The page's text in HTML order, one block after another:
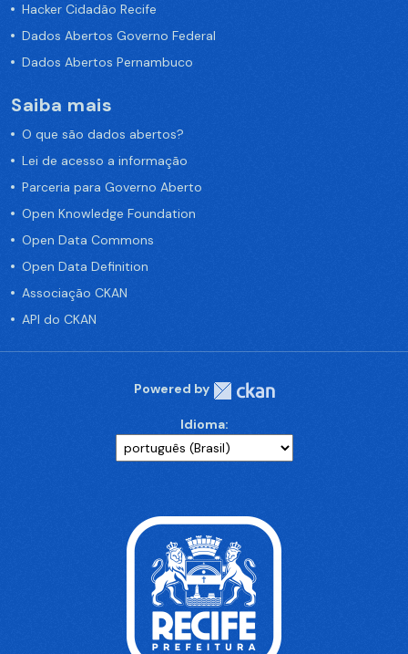
Hacker Cidadão Recife
Dados Abertos Governo Federal
Dados Abertos Pernambuco
Saiba mais
O que são dados abertos?
Lei de acesso a informação
Parceria para Governo Aberto
Open Knowledge Foundation
Open Data Commons
Open Data Definition
Associação CKAN
API do CKAN
Powered by
Idioma